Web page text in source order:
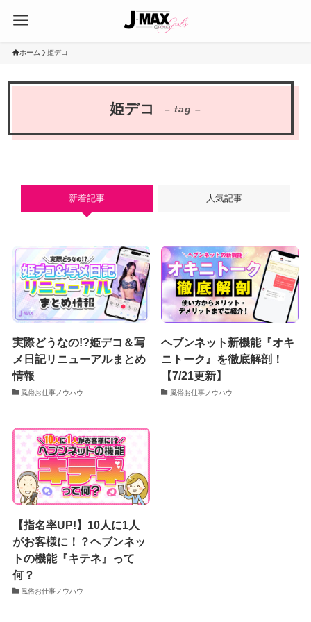
ホーム 姫デコ
姫デコ – tag –
新着記事 人気記事
実際どうなの!?姫デコ＆写
メ日記リニューアルまとめ
情報
風俗お仕事ノウハウ
ヘブンネット新機能『オキ
ニトーク』を徹底解剖！
【7/21更新】
風俗お仕事ノウハウ
【指名率UP!】10人に1人
がお客様に！？ヘブンネッ
トの機能『キテネ』って
何？
風俗お仕事ノウハウ